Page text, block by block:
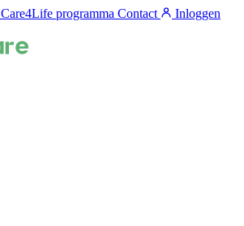
Care4Life programma Contact
Inloggen